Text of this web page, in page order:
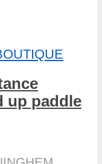
up paddle